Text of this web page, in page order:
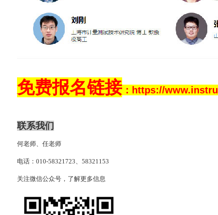
免费报名链接 ： https://
联系我们
何老师、任老师
电话： 010-58321723、 58321153
关注微信公众号，了解更多信息